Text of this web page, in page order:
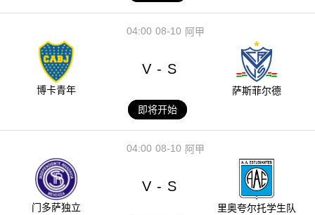
08-10
04:00 阿甲
博卡青年
V - S
萨斯菲尔德
即将开始
08-10
04:00 阿甲
门多萨独立
V - S
里奥夸尔托学生队